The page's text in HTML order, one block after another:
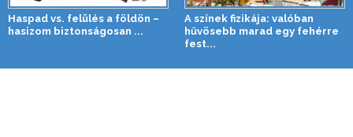
Haspad vs. felülés a földön –
hasizom biztonságosan ...
A színek fizikája: valóban
hűvösebb marad egy fehérre
fest...